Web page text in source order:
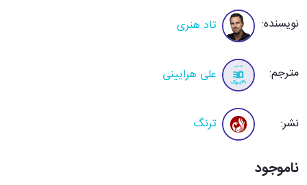
نویسنده: تاد هنری
مترجم: علی هرایینی
نشر: ترنگ
ناموجود